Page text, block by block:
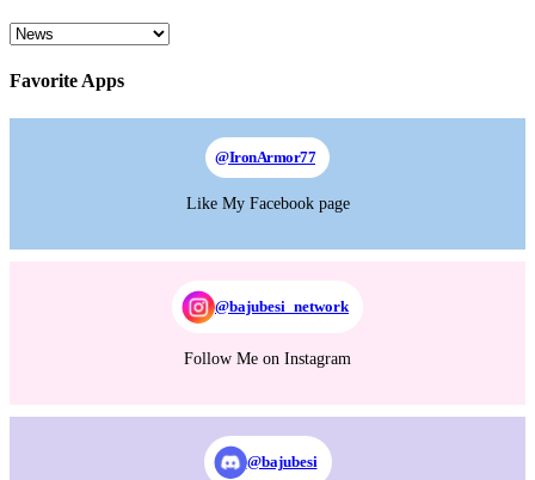
Categories
Favorite Apps
@IronArmor77
Like My Facebook page
@bajubesi_network
Follow Me on Instagram
@bajubesi